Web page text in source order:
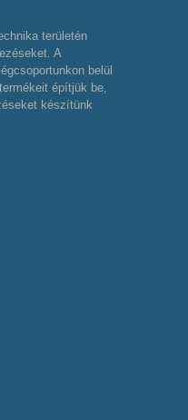
területén
A
belül
építjük be,
készítünk